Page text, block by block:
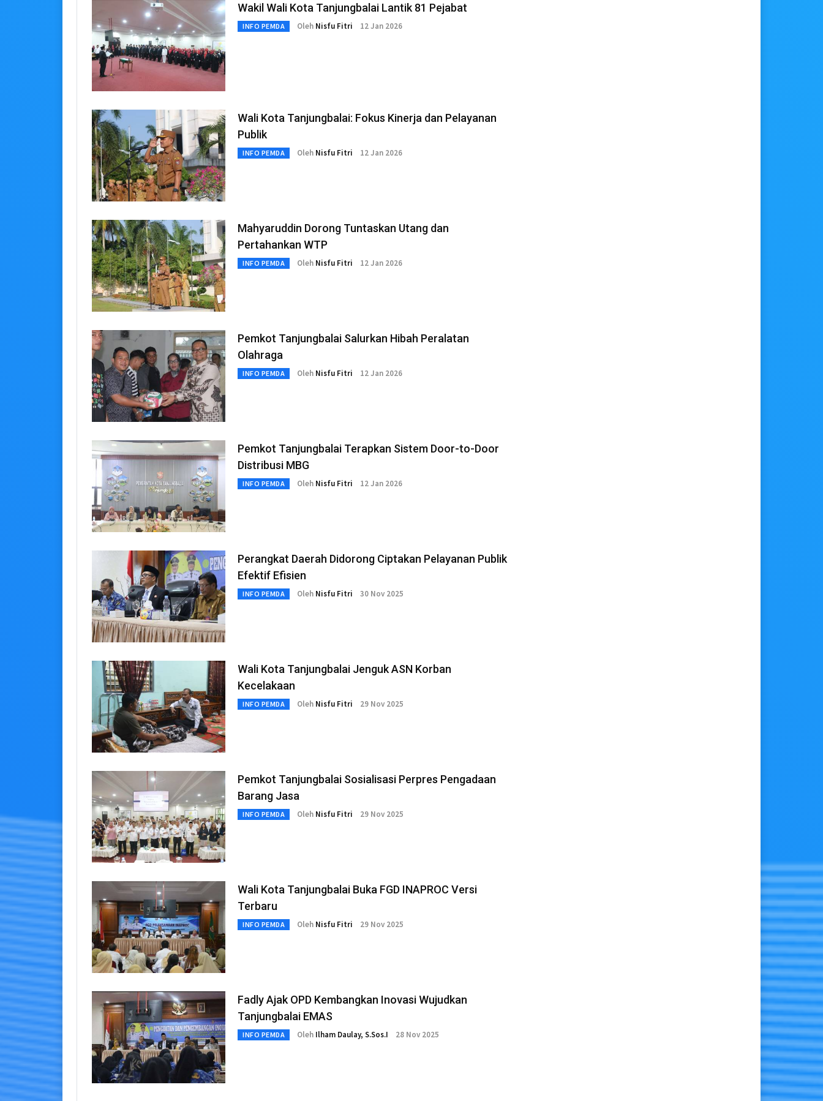
Wakil Wali Kota Tanjungbalai Lantik 81 Pejabat
INFO PEMDA Oleh Nisfu Fitri 12 Jan 2026
Wali Kota Tanjungbalai: Fokus Kinerja dan Pelayanan
Publik
INFO PEMDA Oleh Nisfu Fitri 12 Jan 2026
Mahyaruddin Dorong Tuntaskan Utang dan
Pertahankan WTP
INFO PEMDA Oleh Nisfu Fitri 12 Jan 2026
Pemkot Tanjungbalai Salurkan Hibah Peralatan
Olahraga
INFO PEMDA Oleh Nisfu Fitri 12 Jan 2026
Pemkot Tanjungbalai Terapkan Sistem Door-to-Door
Distribusi MBG
INFO PEMDA Oleh Nisfu Fitri 12 Jan 2026
Perangkat Daerah Didorong Ciptakan Pelayanan Publik
Efektif Efisien
INFO PEMDA Oleh Nisfu Fitri 30 Nov 2025
Wali Kota Tanjungbalai Jenguk ASN Korban
Kecelakaan
INFO PEMDA Oleh Nisfu Fitri 29 Nov 2025
Pemkot Tanjungbalai Sosialisasi Perpres Pengadaan
Barang Jasa
INFO PEMDA Oleh Nisfu Fitri 29 Nov 2025
Wali Kota Tanjungbalai Buka FGD INAPROC Versi
Terbaru
INFO PEMDA Oleh Nisfu Fitri 29 Nov 2025
Fadly Ajak OPD Kembangkan Inovasi Wujudkan
Tanjungbalai EMAS
INFO PEMDA Oleh Ilham Daulay, S.Sos.I 28 Nov 2025